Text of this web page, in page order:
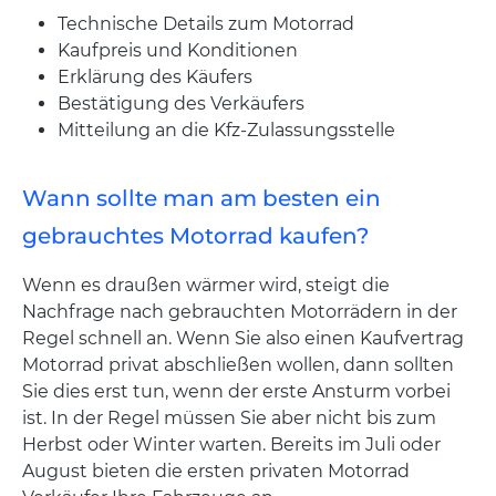
Technische Details zum Motorrad
Kaufpreis und Konditionen
Erklärung des Käufers
Bestätigung des Verkäufers
Mitteilung an die Kfz-Zulassungsstelle
Wann sollte man am besten ein
gebrauchtes Motorrad kaufen?
Wenn es draußen wärmer wird, steigt die
Nachfrage nach gebrauchten Motorrädern in der
Regel schnell an. Wenn Sie also einen Kaufvertrag
Motorrad privat abschließen wollen, dann sollten
Sie dies erst tun, wenn der erste Ansturm vorbei
ist. In der Regel müssen Sie aber nicht bis zum
Herbst oder Winter warten. Bereits im Juli oder
August bieten die ersten privaten Motorrad